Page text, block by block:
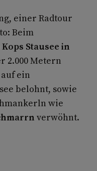
einer Radtour
Beim
Stausee in
2.000 Metern
ein
belohnt, sowie
wie
verwöhnt.